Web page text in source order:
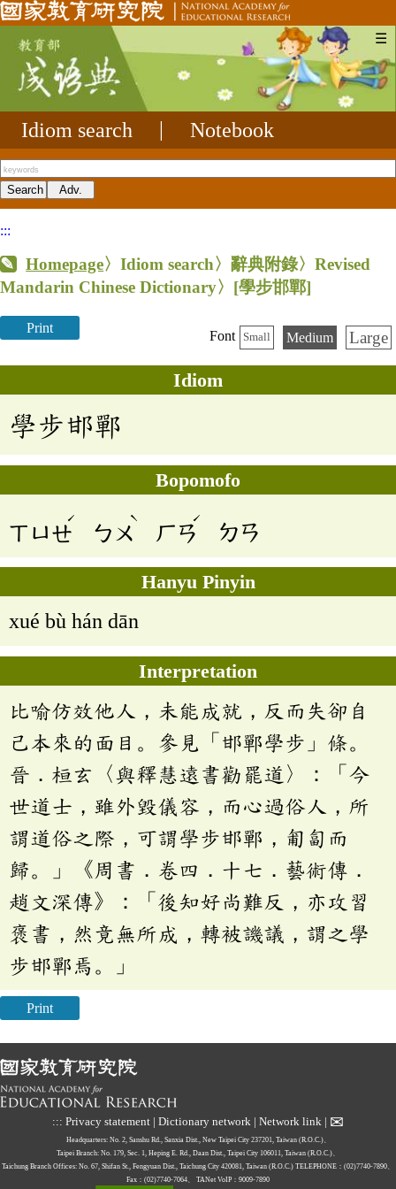
☰
Idiom search Notebook
:::
Homepage〉Idiom search〉辭典附錄〉Revised
Mandarin Chinese Dictionary〉 [學步邯鄲]
Print
Font Small Medium Large
Idiom
學步邯鄲
Bopomofo
ㄒㄩㄝ
ˊ
ㄅㄨ
ˋ
ㄏㄢ
ˊ
ㄉㄢ
Hanyu Pinyin
xué bù hán dān
Interpretation
比喻仿效他人，未能成就，反而失卻自
己本來的面目。參見「邯鄲學步」條。
晉．桓玄〈與釋慧遠書勸罷道〉：「今
世道士，雖外毀儀容，而心過俗人，所
謂道俗之際，可謂學步邯鄲，匍匐而
歸。」《周書．卷四．十七．藝術傳．
趙文深傳》：「後知好尚難反，亦攻習
褒書，然竟無所成，轉被譏議，謂之學
步邯鄲焉。」
Print
::: Privacy statement | Dictionary network | Network link | ✉
Headquarters: No. 2, Sanshu Rd., Sanxia Dist., New Taipei City 237201, Taiwan (R.O.C.)、
Taipei Branch: No. 179, Sec. 1, Heping E. Rd., Daan Dist., Taipei City 106011, Taiwan (R.O.C.)、
Taichung Branch Offices: No. 67, Shifan St., Fengyuan Dist., Taichung City 420081, Taiwan (R.O.C.) TELEPHONE：(02)7740-7890、
Fax：(02)7740-7064、
TANet VoIP：9009-7890